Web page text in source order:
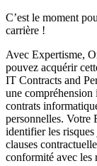
C’est le moment
carrière !
Avec Expertisme,
pouvez acquérir
IT Contracts and
une compréhension
contrats
personnelles. Votre
identifier les
clauses
conformité avec les